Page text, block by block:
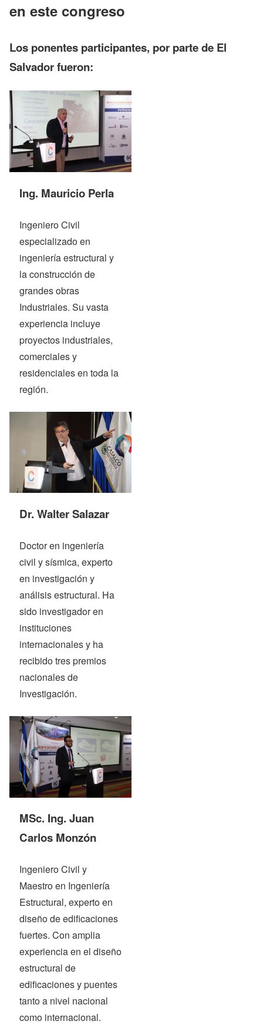
en este congreso
Los ponentes participantes, por parte de El
Salvador fueron:
Ing. Mauricio Perla
Ingeniero Civil
especializado en
ingeniería estructural y
la construcción de
grandes obras
Industriales. Su vasta
experiencia incluye
proyectos industriales,
comerciales y
residenciales en toda la
región.
Dr. Walter Salazar
Doctor en ingeniería
civil y sísmica, experto
en investigación y
análisis estructural. Ha
sido investigador en
instituciones
internacionales y ha
recibido tres premios
nacionales de
Investigación.
MSc. Ing. Juan
Carlos Monzón
Ingeniero Civil y
Maestro en Ingeniería
Estructural, experto en
diseño de edificaciones
fuertes. Con amplia
experiencia en el diseño
estructural de
edificaciones y puentes
tanto a nivel nacional
como internacional.